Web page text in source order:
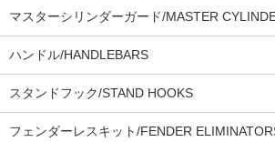
マスターシリンダーガード/MASTER
ハンドル/HANDLEBARS
スタンドフック/STAND HOOKS
フェンダーレスキット/FENDER